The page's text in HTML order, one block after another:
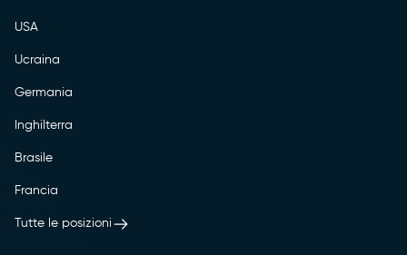
USA
Ucraina
Germania
Inghilterra
Brasile
Francia
Tutte le posizioni